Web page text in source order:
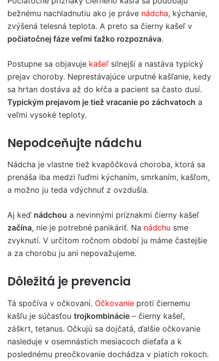
bežnému nachladnutiu ako je práve nádcha, kýchanie,
zvýšená telesná teplota. A preto sa čierny kašeľ v
počiatočnej fáze veľmi ťažko rozpoznáva.
Postupne sa objavuje kašeľ silnejší a nastáva typický
prejav choroby. Neprestávajúce urputné kašľanie, kedy
sa hrtan dostáva až do kŕča a pacient sa často dusí.
Typickým prejavom je tiež vracanie po záchvatoch a
veľmi vysoké teploty.
Nepodceňujte nádchu
Nádcha je vlastne tiež kvapôčková choroba, ktorá sa
prenáša iba medzi ľuďmi kýchaním, smrkaním, kašľom,
a možno ju teda vdýchnuť z ovzdušia.
Aj keď nádchou a nevinnými príznakmi čierny kašeľ
začína, nie je potrebné panikáriť. Na nádchu sme
zvyknutí. V určitom ročnom období ju máme častejšie
a za chorobu ju ani nepovažujeme.
Dôležitá je prevencia
Tá spočíva v očkovaní. Očkovanie proti čiernemu
kašľu je súčasťou trojkombinácie – čierny kašeľ,
záškrt, tetanus. Očkujú sa dojčatá, ďalšie očkovanie
nasleduje v osemnástich mesiacoch dieťaťa a k
poslednému preočkovanie dochádza v piatich rokoch.